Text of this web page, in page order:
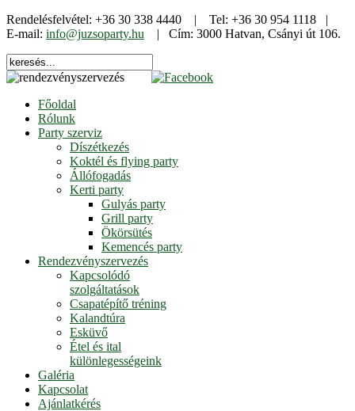
Rendelésfelvétel: +36 30 338 4440 | Tel: +36 30 954 1118 |
E-mail: info@juzsoparty.hu | Cím: 3000 Hatvan, Csányi út 106.
Főoldal
Rólunk
Party szerviz
Díszétkezés
Koktél és flying party
Állófogadás
Kerti party
Gulyás party
Grill party
Ökörsütés
Kemencés party
Rendezvényszervezés
Kapcsolódó
szolgáltatások
Csapatépítő tréning
Kalandtúra
Esküvő
Étel és ital
különlegességeink
Galéria
Kapcsolat
Ajánlatkérés